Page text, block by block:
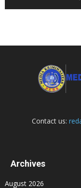
Contact us:
Archives
August 2026